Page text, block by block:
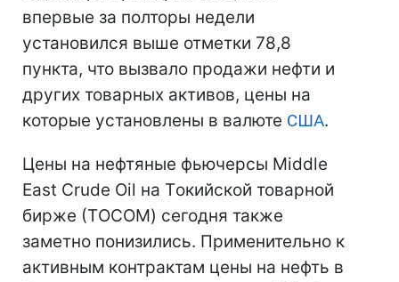
впервые за полторы недели
установился выше отметки 78,8
пункта, что вызвало продажи нефти и
других товарных активов, цены на
которые установлены в валюте США.
Цены на нефтяные фьючерсы Middle
East Crude Oil на Tокийской товарной
бирже (ТOCOM) сегодня также
заметно понизились. Применительно к
активным контрактам цены на нефть в